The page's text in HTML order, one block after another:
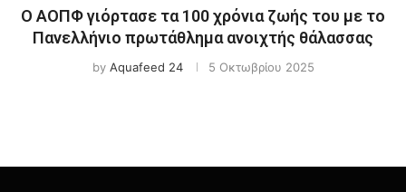
Ο ΑΟΠΦ γιόρτασε τα 100 χρόνια ζωής του με το
Πανελλήνιο πρωτάθλημα ανοιχτής θάλασσας
by Aquafeed 24 5 Οκτωβρίου 2025